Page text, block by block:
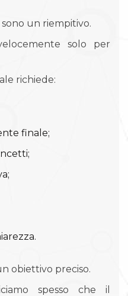
un riempitivo.
solo per
richiede:
finale;
obiettivo preciso.
spesso che il